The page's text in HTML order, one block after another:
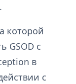
которой
GSOD с
в
с